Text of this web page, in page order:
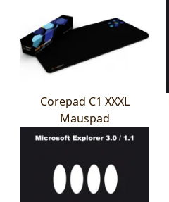
Corepad C1 XXXL
Mauspad